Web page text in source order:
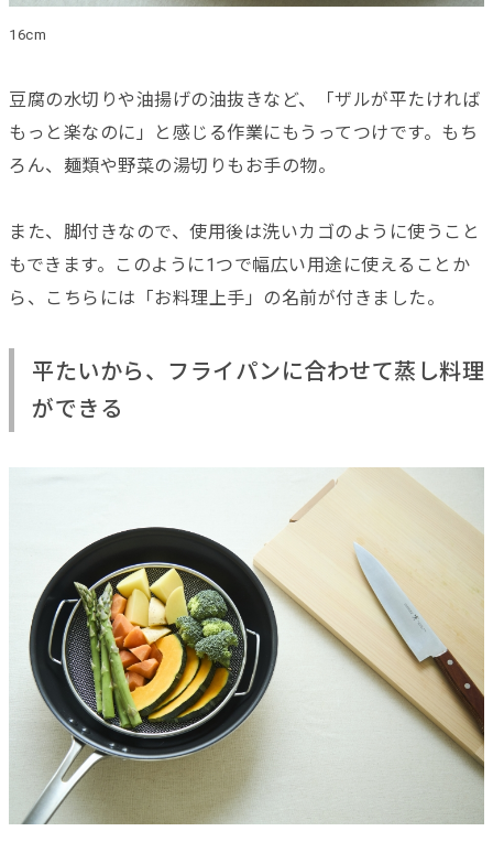
16cm
豆腐の水切りや油揚げの油抜きなど、「ザルが平たければ
もっと楽なのに」と感じる作業にもうってつけです。もち
ろん、麺類や野菜の湯切りもお手の物。
また、脚付きなので、使用後は洗いカゴのように使うこと
もできます。このように1つで幅広い用途に使えることか
ら、こちらには「お料理上手」の名前が付きました。
平たいから、フライパンに合わせて蒸し料理
ができる